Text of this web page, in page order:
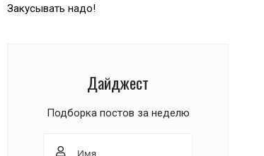
Закусывать надо!
Дайджест
Подборка постов за неделю